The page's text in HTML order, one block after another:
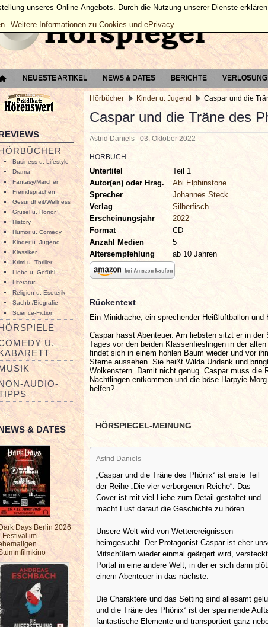
NEUESTE ARTIKEL NEWS & DATES BERICHTE
Business u. Lifestyle
Drama
Fantasy/Märchen
Fremdsprachen
Gesundheit/Wellness
Grusel u. Horror
History
Humor u. Comedy
Kinder u. Jugend
Klassiker
Krimi u. Thriller
Liebe u. Gefühl
Literatur
Religion u. Esoterik
Sachb./Biografie
Science-Fiction
U.
AUDIO-
& DATES
Days Berlin 2026
Festival im
Hörbücher Kinder u. Jugend Caspar und die
Caspar und die Träne des
Astrid Daniels 03. Oktober 2022
HÖRBUCH
Untertitel
Teil 1
Autor(en) oder Hrsg.
Abi Elphinstone
Sprecher
Johannes Steck
Verlag
Silberfisch
Erscheinungsjahr
2022
Format
CD
Anzahl Medien
5
Altersempfehlung
ab 10 Jahren
Rückentext
Ein Minidrache, ein sprechender Heißluftballon und
Caspar hasst Abenteuer. Am liebsten sitzt er in
Tages vor den beiden Klassenfieslingen in der
findet sich in einem hohlen Baum wieder und vor
Sterne aussehen. Sie heißt Wilda Undank und
Wolkenstern. Damit nicht genug. Caspar muss die
Nachtlingen entkommen und die böse Harpyie
helfen?
HÖRSPIEGEL-MEINUNG
Astrid Daniels
„Caspar und die Träne des Phönix“ ist erste Teil
der Reihe „Die vier verborgenen Reiche“. Das
Cover ist mit viel Liebe zum Detail gestaltet und
macht Lust darauf die Geschichte zu hören.
Unsere Welt wird von Wetterereignissen
heimgesucht. Der Protagonist Caspar ist eher
Mitschülern wieder einmal geärgert wird,
Portal in eine andere Welt, in der er sich dann
einem Abenteuer in das nächste.
Die Charaktere und das Setting sind allesamt
und die Träne des Phönix“ ist der spannende
fantastische Elemente und transportiert ganz
unseres Online-Angebots. Durch die Nutzung unserer Dienste
Weitere Informationen zu Cookies und ePrivacy